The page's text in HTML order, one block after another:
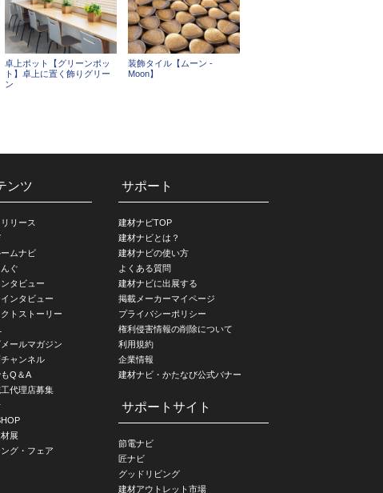
卓上ポット【グリーンポッ
ト】卓上に置く飾りグリー
ン
装飾タイル【ムーン -
Moon】
ンツ
リース
ムナビ
ぐ
タビュー
ンタビュー
トストーリー
ールマガジン
ャンネル
Q＆A
代理店募集
展
グ・フェア
サポート
建材ナビTOP
建材ナビとは？
建材ナビの使い方
よくある質問
建材ナビに出展する
掲載メーカーマイページ
プライバシーポリシー
権利侵害情報の削除について
利用規約
企業情報
建材ナビ・かたなび公式バナー
サポートサイト
節電ナビ
匠ナビ
グッドリビング
建材アウトレット市場